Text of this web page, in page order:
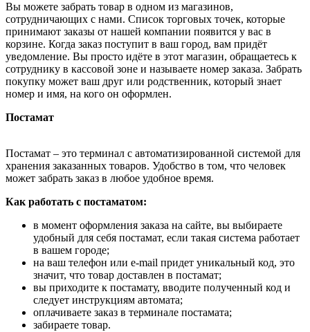
Вы можете забрать товар в одном из магазинов,
сотрудничающих с нами. Список торговых точек, которые
принимают заказы от нашей компании появится у вас в
корзине. Когда заказ поступит в ваш город, вам придёт
уведомление. Вы просто идёте в этот магазин, обращаетесь к
сотруднику в кассовой зоне и называете номер заказа. Забрать
покупку может ваш друг или родственник, который знает
номер и имя, на кого он оформлен.
Постамат
Постамат – это терминал с автоматизированной системой для
хранения заказанных товаров. Удобство в том, что человек
может забрать заказ в любое удобное время.
Как работать с постаматом:
в момент оформления заказа на сайте, вы выбираете
удобный для себя постамат, если такая система работает
в вашем городе;
на ваш телефон или e-mail придет уникальный код, это
значит, что товар доставлен в постамат;
вы приходите к постамату, вводите полученный код и
следует инструкциям автомата;
оплачиваете заказ в терминале постамата;
забираете товар.